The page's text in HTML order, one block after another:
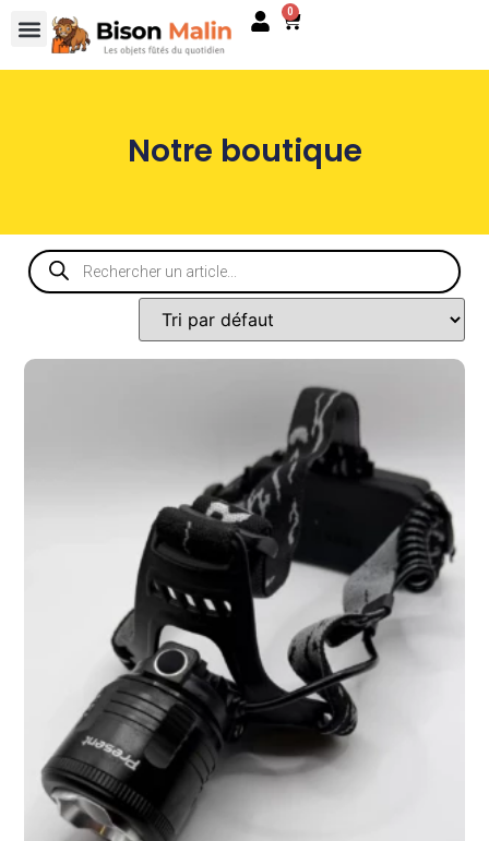
0
Notre boutique